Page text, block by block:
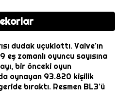
dudak uçuklattı. Valve’ın
zamanlı oyuncu sayısına
bir önceki oyun
oynayan 93.820 kişilik
bıraktı. Resmen BL3’ü